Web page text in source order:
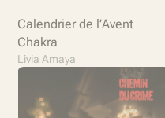
Calendrier de l’Avent
Chakra
Livia Amaya